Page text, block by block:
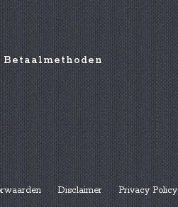
Betaalmethoden
Disclaimer Privacy Policy